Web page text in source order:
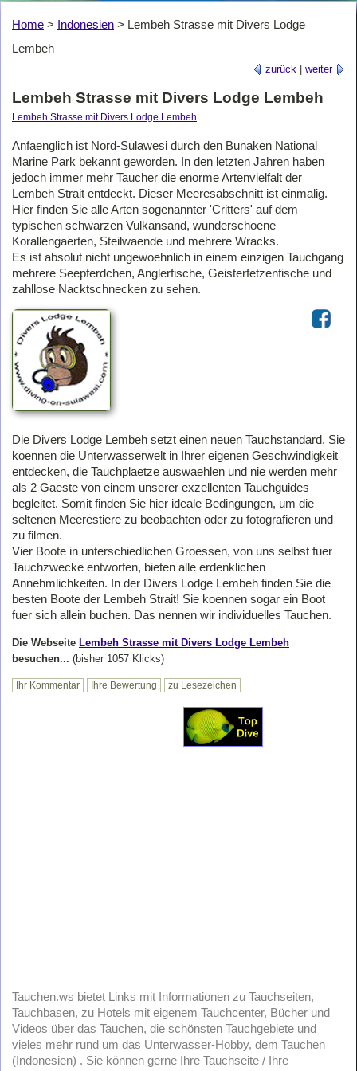
Home > Indonesien > Lembeh Strasse mit Divers Lodge
Lembeh
zurück | weiter
Lembeh Strasse mit Divers Lodge Lembeh -
Lembeh Strasse mit Divers Lodge Lembeh...
Anfaenglich ist Nord-Sulawesi durch den Bunaken National
Marine Park bekannt geworden. In den letzten Jahren haben
jedoch immer mehr Taucher die enorme Artenvielfalt der
Lembeh Strait entdeckt. Dieser Meeresabschnitt ist einmalig.
Hier finden Sie alle Arten sogenannter 'Critters' auf dem
typischen schwarzen Vulkansand, wunderschoene
Korallengaerten, Steilwaende und mehrere Wracks.
Es ist absolut nicht ungewoehnlich in einem einzigen Tauchgang
mehrere Seepferdchen, Anglerfische, Geisterfetzenfische und
zahllose Nacktschnecken zu sehen.
Die Divers Lodge Lembeh setzt einen neuen Tauchstandard. Sie
koennen die Unterwasserwelt in Ihrer eigenen Geschwindigkeit
entdecken, die Tauchplaetze auswaehlen und nie werden mehr
als 2 Gaeste von einem unserer exzellenten Tauchguides
begleitet. Somit finden Sie hier ideale Bedingungen, um die
seltenen Meerestiere zu beobachten oder zu fotografieren und
zu filmen.
Vier Boote in unterschiedlichen Groessen, von uns selbst fuer
Tauchzwecke entworfen, bieten alle erdenklichen
Annehmlichkeiten. In der Divers Lodge Lembeh finden Sie die
besten Boote der Lembeh Strait! Sie koennen sogar ein Boot
fuer sich allein buchen. Das nennen wir individuelles Tauchen.
Die Webseite Lembeh Strasse mit Divers Lodge Lembeh
besuchen... (bisher 1057 Klicks)
Ihr Kommentar Ihre Bewertung zu Lesezeichen
Tauchen.ws bietet Links mit Informationen zu Tauchseiten,
Tauchbasen, zu Hotels mit eigenem Tauchcenter, Bücher und
Videos über das Tauchen, die schönsten Tauchgebiete und
vieles mehr rund um das Unterwasser-Hobby, dem Tauchen
(Indonesien) . Sie können gerne Ihre Tauchseite / Ihre